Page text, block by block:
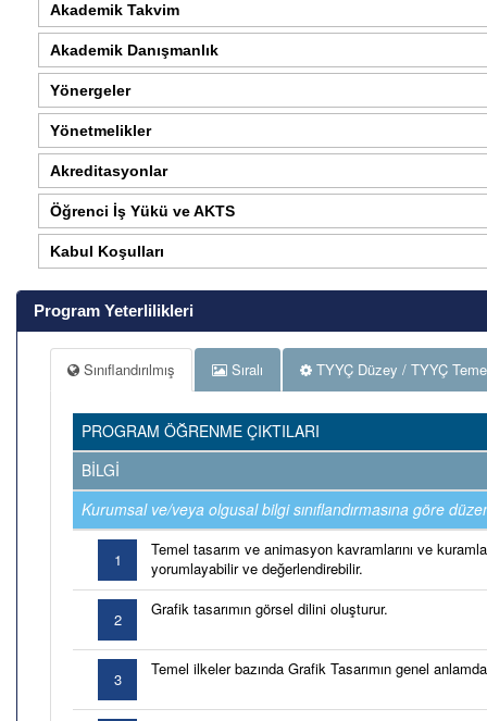
Akademik Takvim
Akademik Danışmanlık
Yönergeler
Yönetmelikler
Akreditasyonlar
Öğrenci İş Yükü ve AKTS
Kabul Koşulları
Program Yeterlilikleri
Sınıflandırılmış Sıralı TYYÇ Düzey / TYYÇ
PROGRAM ÖĞRENME ÇIKTILARI
BİLGİ
Kurumsal ve/veya olgusal bilgi sınıflandırmasına göre
1
Temel tasarım ve animasyon kavramlarını ve
yorumlayabilir ve değerlendirebilir.
2
Grafik tasarımın görsel dilini oluşturur.
3
Temel ilkeler bazında Grafik Tasarımın genel